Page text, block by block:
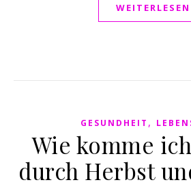
WEITERLESEN
GESUNDHEIT ,
Wie komme
durch Herbst